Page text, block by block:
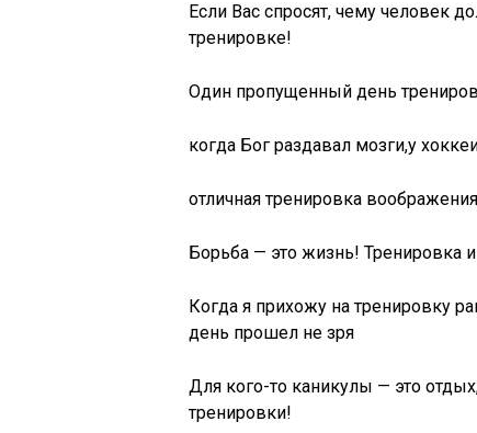
Если Вас спросят, чему человек
тренировке!
Один пропущенный день
когда Бог раздавал мозги,у
отличная тренировка
Борьба — это жизнь! Тренировка
Когда я прихожу на тренировку
день прошел не зря
Для кого-то каникулы — это
тренировки!